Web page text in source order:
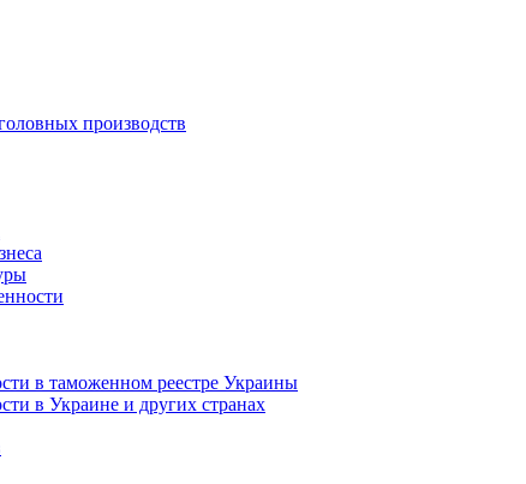
производств
в таможенном реестре Украины
в Украине и других странах